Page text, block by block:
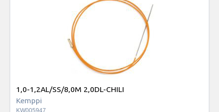
1,0-1,2AL/SS/8,0M 2,0DL-CHILI
Kemppi
KW005947